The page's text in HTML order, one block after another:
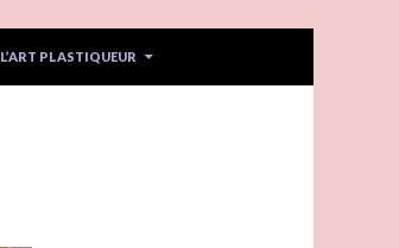
L’ART PLASTIQUEUR